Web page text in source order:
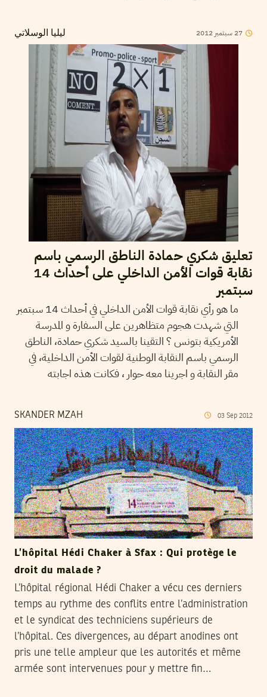
ليليا الوسلاتي 27 سبتمبر 2012
تعليق شكري حمادة الناطق الرسمي باسم
نقابة قوات الأمن الداخلي على أحداث 14
سبتمبر
ما هو رأي نقابة قوات الأمن الداخلي في أحداث 14 سبتمبر
التي شهدت هجوم متظاهرين على السفارة و المدرسة
الأمريكية بتونس ؟ التقينا بالسيد شكري حمادة، الناطق
الرسمي باسم النقابة الوطنية لقوات الأمن الداخلية، في
مقر النقابة و اجرينا معه حوار ، فكانت هذه اجابته
SKANDER MZAH 03 Sep 2012
L’hôpital Hédi Chaker à Sfax : Qui protège le
droit du malade ?
L’hôpital régional Hédi Chaker a vécu ces derniers
temps au rythme des conflits entre l’administration
et le syndicat des techniciens supérieurs de
l’hôpital. Ces divergences, au départ anodines ont
pris une telle ampleur que les autorités et même
armée sont intervenues pour y mettre fin…